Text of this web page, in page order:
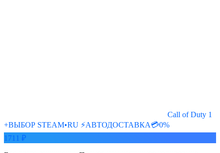
Call of Duty 1
+ВЫБОР STEAM•RU ⚡️АВТОДОСТАВКА💳0%
1711 ₽